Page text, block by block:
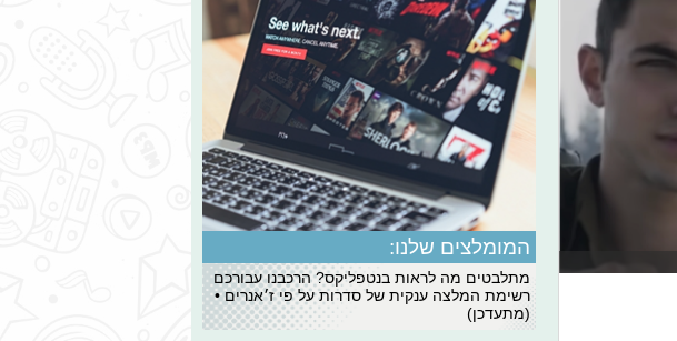
המומלצים שלנו:
מתלבטים מה לראות בנטפליקס? הרכבנו עבורכם
רשימת המלצה ענקית של סדרות על פי ז׳אנרים •
(מתעדכן)